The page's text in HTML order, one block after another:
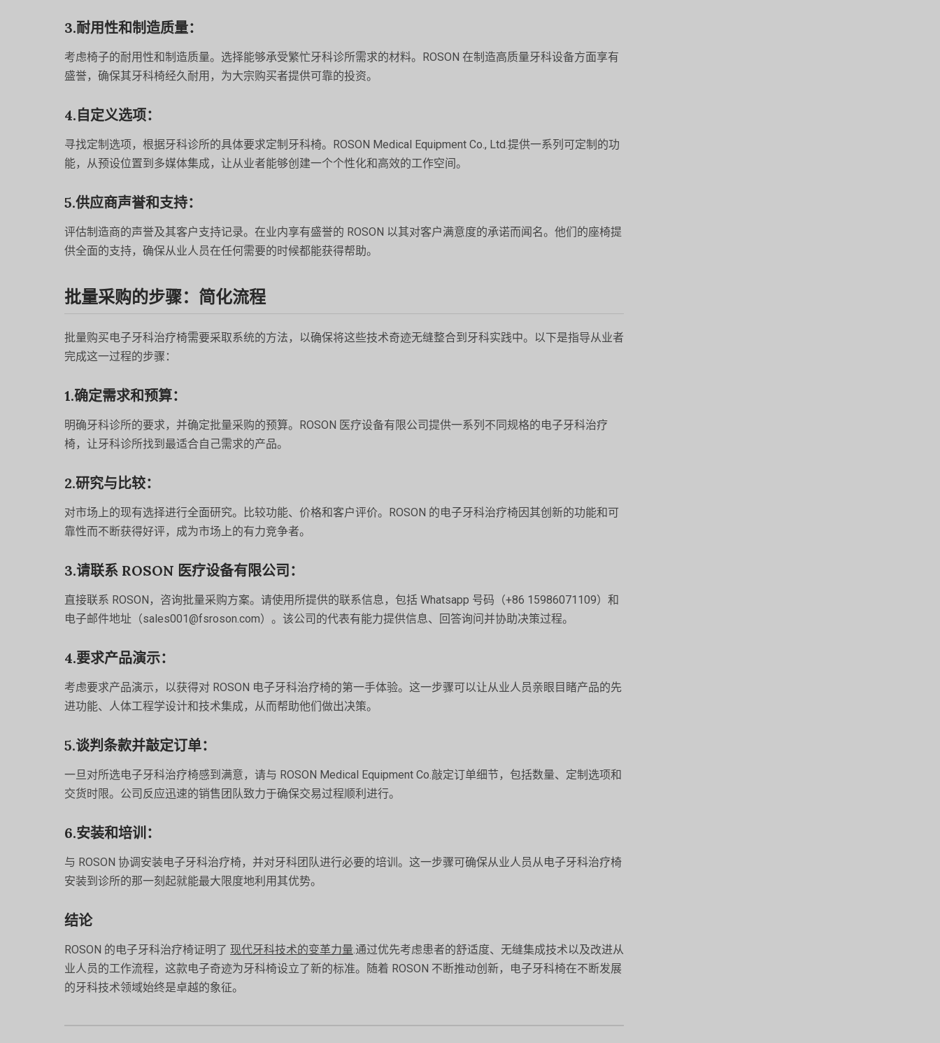
3.耐用性和制造质量：
考虑椅子的耐用性和制造质量。选择能够承受繁忙牙科诊所需求的材料。ROSON 在制造高质量牙科设备方面享有
盛誉，确保其牙科椅经久耐用，为大宗购买者提供可靠的投资。
4.自定义选项：
寻找定制选项，根据牙科诊所的具体要求定制牙科椅。ROSON Medical Equipment Co., Ltd.提供一系列可定制的功
能，从预设位置到多媒体集成，让从业者能够创建一个个性化和高效的工作空间。
5.供应商声誉和支持：
评估制造商的声誉及其客户支持记录。在业内享有盛誉的 ROSON 以其对客户满意度的承诺而闻名。他们的座椅提
供全面的支持，确保从业人员在任何需要的时候都能获得帮助。
批量采购的步骤：简化流程
批量购买电子牙科治疗椅需要采取系统的方法，以确保将这些技术奇迹无缝整合到牙科实践中。以下是指导从业者
完成这一过程的步骤：
1.确定需求和预算：
明确牙科诊所的要求，并确定批量采购的预算。ROSON 医疗设备有限公司提供一系列不同规格的电子牙科治疗
椅，让牙科诊所找到最适合自己需求的产品。
2.研究与比较：
对市场上的现有选择进行全面研究。比较功能、价格和客户评价。ROSON 的电子牙科治疗椅因其创新的功能和可
靠性而不断获得好评，成为市场上的有力竞争者。
3.请联系 ROSON 医疗设备有限公司：
直接联系 ROSON，咨询批量采购方案。请使用所提供的联系信息，包括 Whatsapp 号码（+86 15986071109）和
电子邮件地址（sales001@fsroson.com）。该公司的代表有能力提供信息、回答询问并协助决策过程。
4.要求产品演示：
考虑要求产品演示，以获得对 ROSON 电子牙科治疗椅的第一手体验。这一步骤可以让从业人员亲眼目睹产品的先
进功能、人体工程学设计和技术集成，从而帮助他们做出决策。
5.谈判条款并敲定订单：
一旦对所选电子牙科治疗椅感到满意，请与 ROSON Medical Equipment Co.敲定订单细节，包括数量、定制选项和
交货时限。公司反应迅速的销售团队致力于确保交易过程顺利进行。
6.安装和培训：
与 ROSON 协调安装电子牙科治疗椅，并对牙科团队进行必要的培训。这一步骤可确保从业人员从电子牙科治疗椅
安装到诊所的那一刻起就能最大限度地利用其优势。
结论
ROSON 的电子牙科治疗椅证明了 现代牙科技术的变革力量.通过优先考虑患者的舒适度、无缝集成技术以及改进从
业人员的工作流程，这款电子奇迹为牙科椅设立了新的标准。随着 ROSON 不断推动创新，电子牙科椅在不断发展
的牙科技术领域始终是卓越的象征。